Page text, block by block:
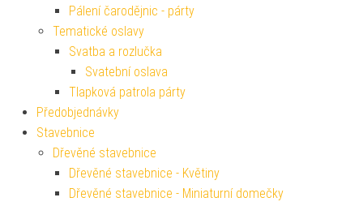
Pálení čarodějnic - párty
Tematické oslavy
Svatba a rozlučka
Svatební oslava
Tlapková patrola párty
Předobjednávky
Stavebnice
Dřevěné stavebnice
Dřevěné stavebnice - Květiny
Dřevěné stavebnice - Miniaturní domečky